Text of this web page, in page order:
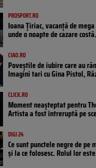
PROSPORT.RO
Ioana Țiriac, vacanță de
unde o noapte de cazare
CIAO.RO
Poveştile de iubire care au
Imagini tari cu Gina Pistol,
CLICK.RO
Moment neașteptat pentru
Artista a fost întreruptă pe
DIGI 24
Ce sunt punctele negre de
și la ce folosesc. Rolul lor